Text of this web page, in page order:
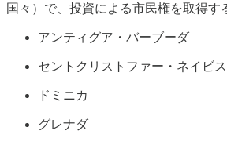
国々）で、投資による市民権を取得す
アンティグア・バーブーダ
セントクリストファー・ネイビス
ドミニカ
グレナダ